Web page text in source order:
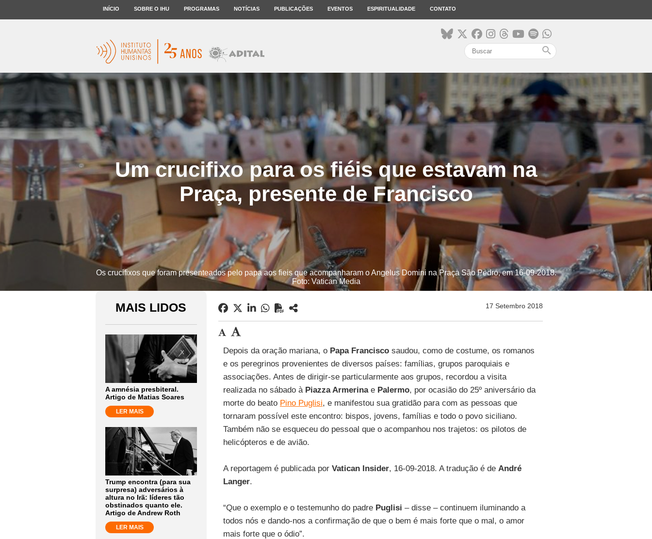
INÍCIO SOBRE O IHU PROGRAMAS NOTÍCIAS PUBLICAÇÕES EVENTOS ESPIRITUALIDADE CONTATO
search
Um crucifixo para os fiéis que estavam na
Praça, presente de Francisco
Os crucifixos que foram presenteados pelo papa aos fieis que acompanharam o Angelus Domini na Praça São Pedro, em 16-09-2018.
Foto: Vatican Media
MAIS LIDOS
A amnésia presbiteral.
Artigo de Matias Soares
LER MAIS
Trump encontra (para sua
surpresa) adversários à
altura no Irã: líderes tão
obstinados quanto ele.
Artigo de Andrew Roth
LER MAIS
17 Setembro 2018
Depois da oração mariana, o Papa Franciscosaudou, como de costume, os romanos
e os peregrinos provenientes de diversos países: famílias, grupos paroquiais e
associações. Antes de dirigir-se particularmente aos grupos, recordou a visita
realizada no sábado à Piazza Armerinae Palermo, por ocasião do 25º aniversário da
morte do beato Pino Puglisi, e manifestou sua gratidão para com as pessoas que
tornaram possível este encontro: bispos, jovens, famílias e todo o povo siciliano.
Também não se esqueceu do pessoal que o acompanhou nos trajetos: os pilotos de
helicópteros e de avião.
A reportagem é publicada por Vatican Insider, 16-09-2018. A tradução é de André
Langer.
“Que o exemplo e o testemunho do padre Puglisi – disse – continuem iluminando a
todos nós e dando-nos a confirmação de que o bem é mais forte que o mal, o amor
mais forte que o ódio”.